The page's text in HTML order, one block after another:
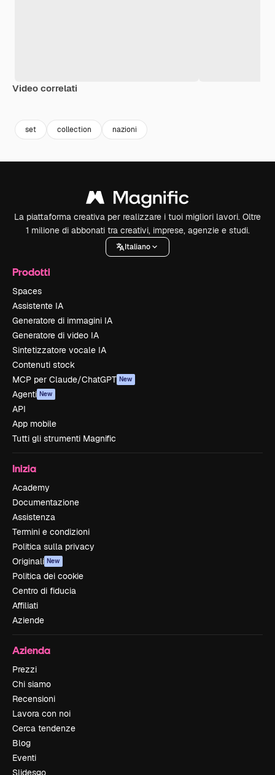
Video correlati
set collection nazioni
La piattaforma creativa per realizzare i tuoi migliori lavori. Oltre
1 milione di abbonati tra creativi, imprese, agenzie e studi.
Italiano
Prodotti
Spaces
Assistente IA
Generatore di immagini IA
Generatore di video IA
Sintetizzatore vocale IA
Contenuti stock
MCP per Claude/ChatGPT New
Agenti New
API
App mobile
Tutti gli strumenti Magnific
Inizia
Academy
Documentazione
Assistenza
Termini e condizioni
Politica sulla privacy
Originali New
Politica dei cookie
Centro di fiducia
Affiliati
Aziende
Azienda
Prezzi
Chi siamo
Recensioni
Lavora con noi
Cerca tendenze
Blog
Eventi
Slidesgo